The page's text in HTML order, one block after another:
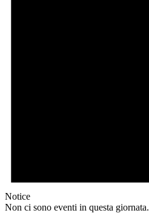
Notice
Non ci sono eventi in questa giornata.